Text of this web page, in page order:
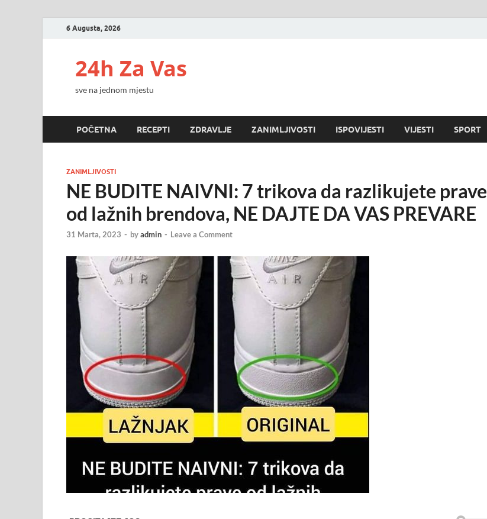
6 Augusta, 2026
24h Za Vas
sve na jednom mjestu
POČETNA RECEPTI ZDRAVLJE ZANIMLJIVOSTI ISPOVIJESTI VIJESTI SPORT
ZANIMLJIVOSTI
NE BUDITE NAIVNI: 7 trikova da razlikujete prave
od lažnih brendova, NE DAJTE DA VAS PREVARE
31 Marta, 2023 - byadmin - Leave a Comment